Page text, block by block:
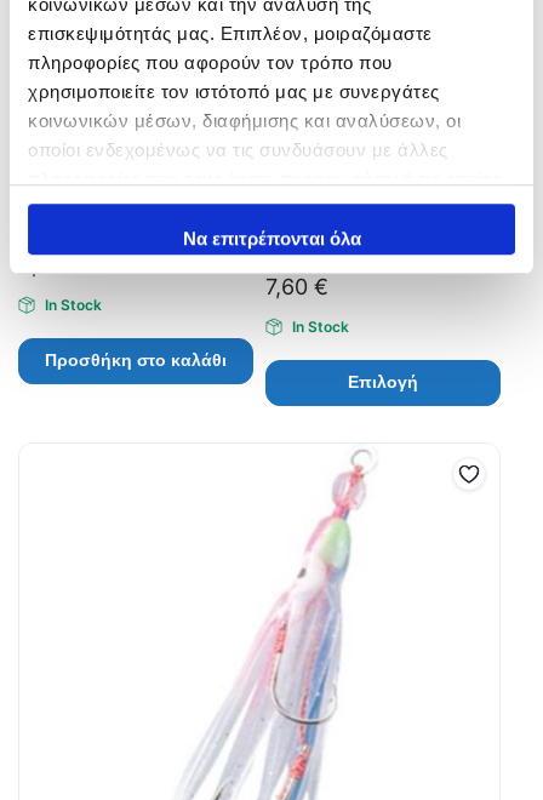
κοινωνικών μέσων και την ανάλυση της
επισκεψιμότητάς μας. Επιπλέον, μοιραζόμαστε
πληροφορίες που αφορούν τον τρόπο που
χρησιμοποιείτε τον ιστότοπό μας με συνεργάτες
κοινωνικών μέσων, διαφήμισης και αναλύσεων, οι
οποίοι ενδεχομένως να τις συνδυάσουν με άλλες
έχουν συλλέξει σε σχέση με την από μέρους σας χρήση
των υπηρεσιών τους.Να επιτρέπονται όλα
ALIGATOR INOX ΨΑΡΑΚΙ
4,60€
In Stock
Προσθήκη στο καλάθι
Rapala Ultra Light Pop 4cm
3gr
7,60 €
In Stock
Επιλογή